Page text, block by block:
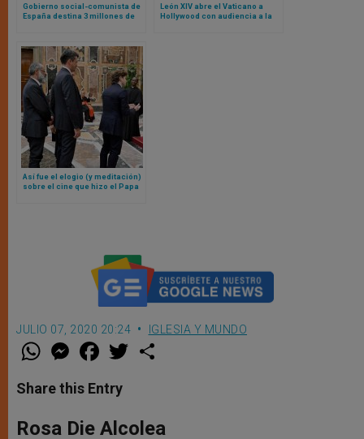
Gobierno social-comunista de
España destina 3 millones de
León XIV abre el Vaticano a
Hollywood con audiencia a la
Así fue el elogio (y meditación)
sobre el cine que hizo el Papa
JULIO 07, 2020 20:24 IGLESIA Y MUNDO
W
t
s
p
p
M
e
s
e
g
e
F
a
e
b
o
k
w
r
Share this Entry
Rosa Die Alcolea